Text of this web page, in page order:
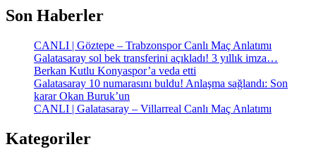
Son Haberler
CANLI | Göztepe – Trabzonspor Canlı Maç Anlatımı
Galatasaray sol bek transferini açıkladı! 3 yıllık imza…
Berkan Kutlu Konyaspor’a veda etti
Galatasaray 10 numarasını buldu! Anlaşma sağlandı: Son
karar Okan Buruk’un
CANLI | Galatasaray – Villarreal Canlı Maç Anlatımı
Kategoriler